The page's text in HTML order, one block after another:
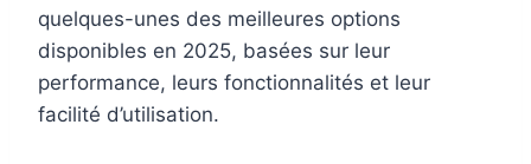
quelques-unes des meilleures options
disponibles en 2025, basées sur leur
performance, leurs fonctionnalités et leur
facilité d’utilisation.